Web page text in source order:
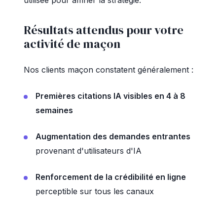
Résultats attendus pour votre
activité de maçon
Nos clients maçon constatent généralement :
Premières citations IA visibles en 4 à 8
semaines
Augmentation des demandes entrantes
provenant d'utilisateurs d'IA
Renforcement de la crédibilité en ligne
perceptible sur tous les canaux